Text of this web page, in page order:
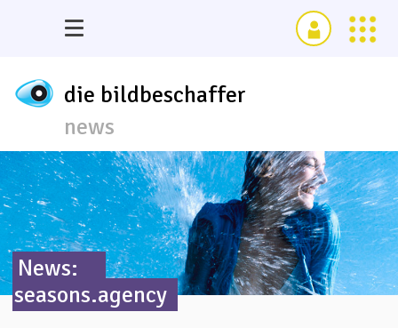
die bildbeschaffer
news
News:
seasons.agency